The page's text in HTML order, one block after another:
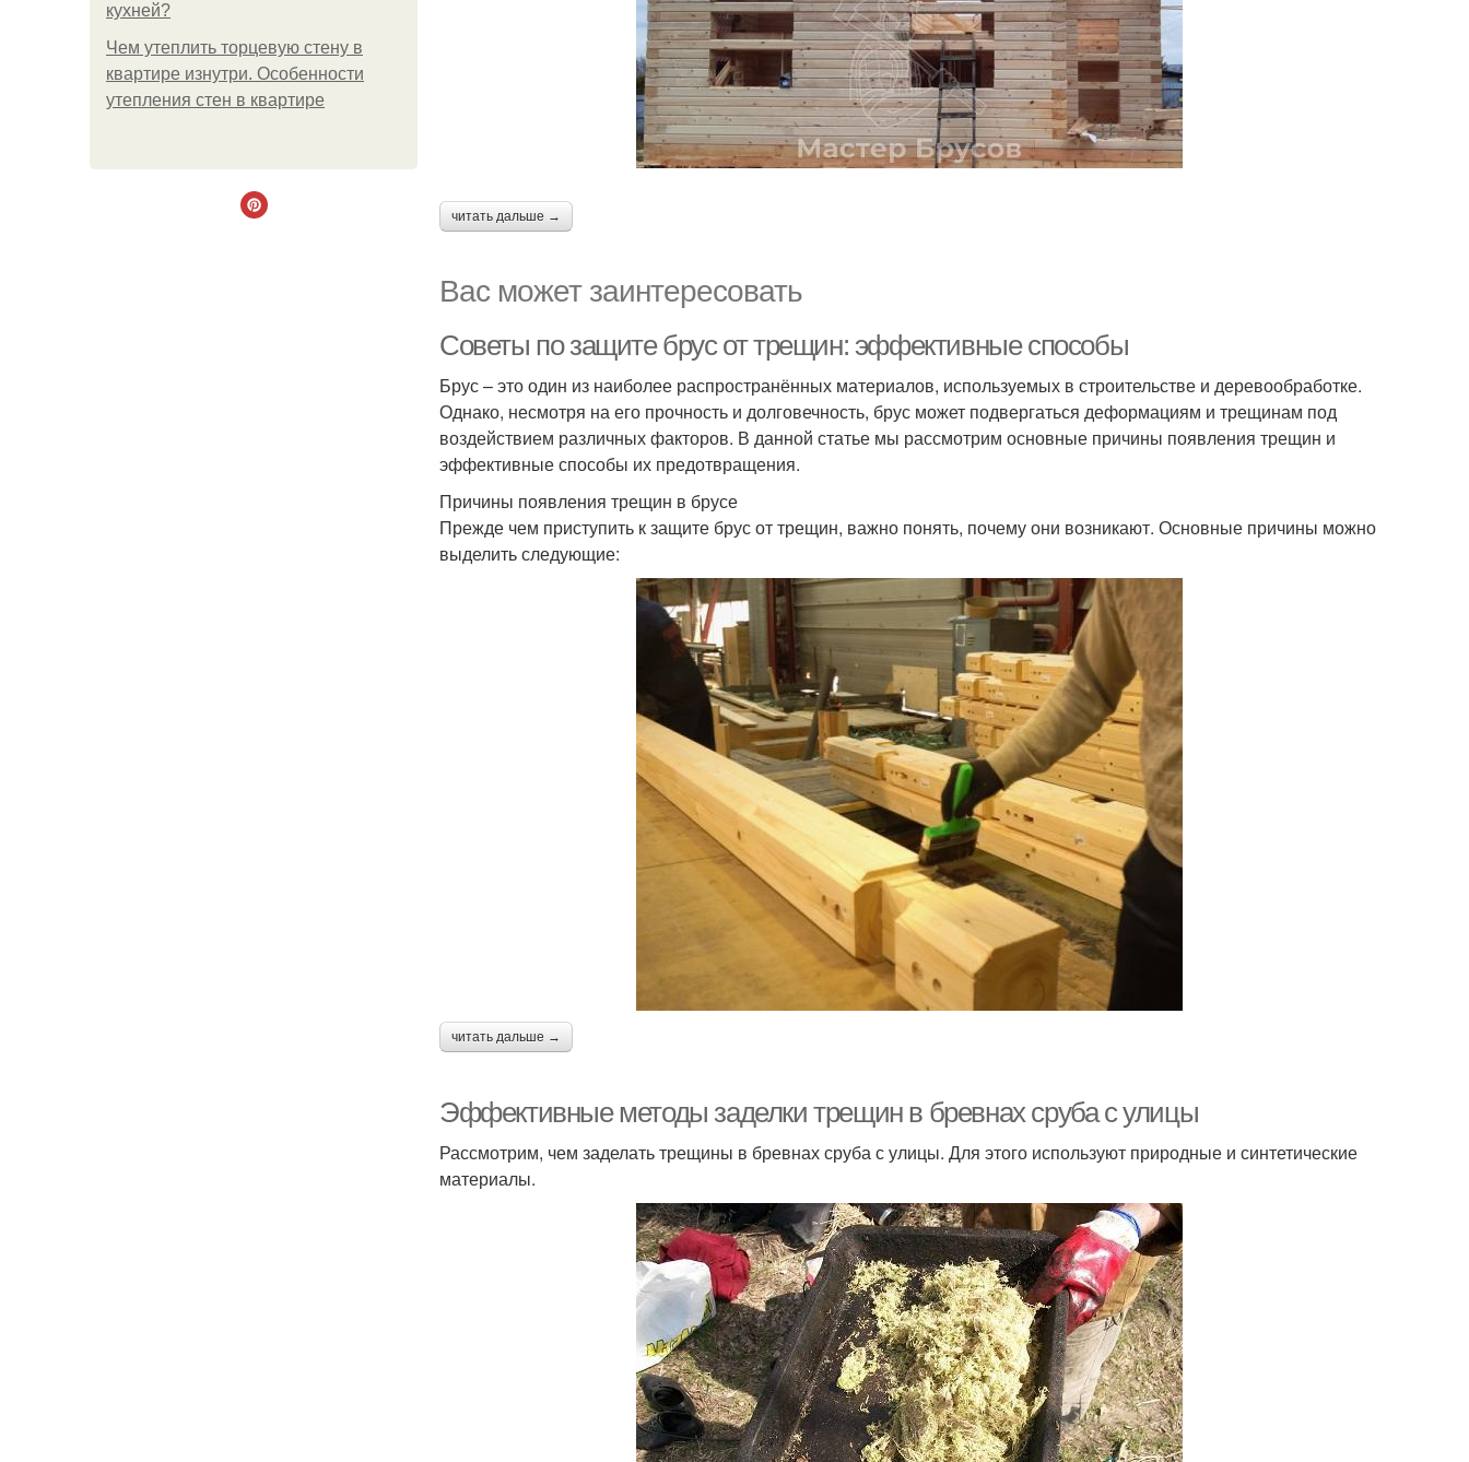
кухней?
Чем утеплить торцевую стену в
квартире изнутри. Особенности
утепления стен в квартире
читать дальше →
Вас может заинтересовать
Советы по защите брус от трещин: эффективные способы
Брус – это один из наиболее распространённых материалов, используемых в строительстве и деревообработке.
Однако, несмотря на его прочность и долговечность, брус может подвергаться деформациям и трещинам под
воздействием различных факторов. В данной статье мы рассмотрим основные причины появления трещин и
эффективные способы их предотвращения.
Причины появления трещин в брусе
Прежде чем приступить к защите брус от трещин, важно понять, почему они возникают. Основные причины можно
выделить следующие:
читать дальше →
Эффективные методы заделки трещин в бревнах сруба с улицы
Рассмотрим, чем заделать трещины в бревнах сруба с улицы. Для этого используют природные и синтетические
материалы.